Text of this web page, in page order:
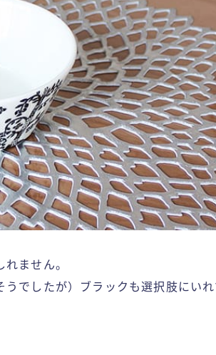
ません。
でしたが）ブラックも選択肢にいれ